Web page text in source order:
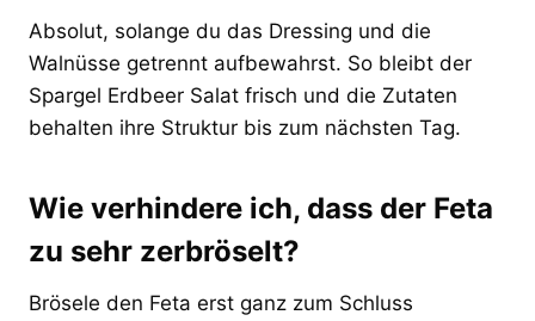
Absolut, solange du das Dressing und die
Walnüsse getrennt aufbewahrst. So bleibt der
Spargel Erdbeer Salat frisch und die Zutaten
behalten ihre Struktur bis zum nächsten Tag.
Wie verhindere ich, dass der Feta
zu sehr zerbröselt?
Brösele den Feta erst ganz zum Schluss